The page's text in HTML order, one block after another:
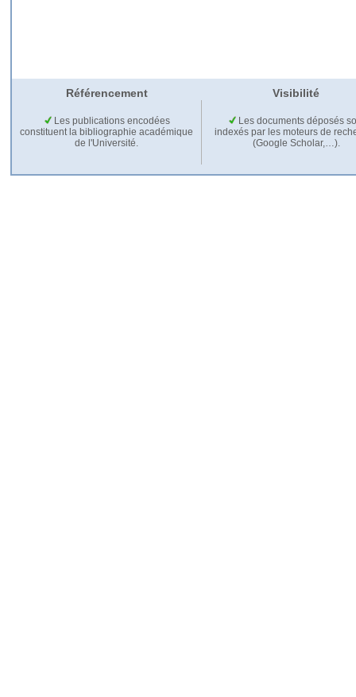
Référencement Visibilité
Les publications encodées
constituent la bibliographie académique
de l'Université.
Les documents déposés
indexés par les moteurs de
(Google Scholar,…).